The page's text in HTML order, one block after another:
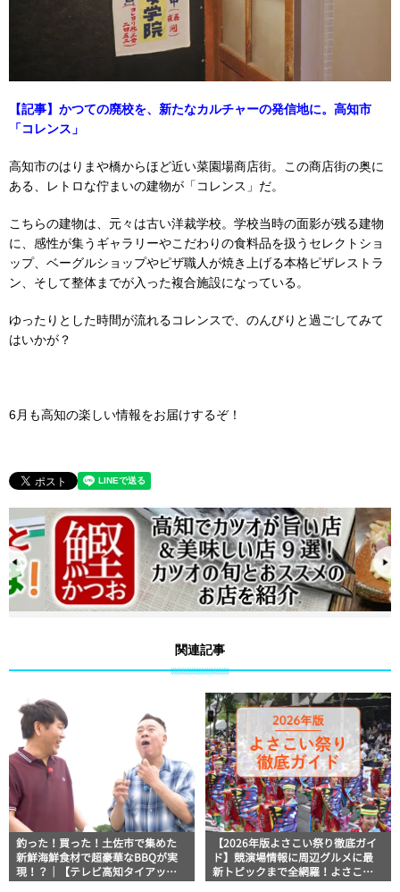
【記事】かつての廃校を、新たなカルチャーの発信地に。高知市
「コレンス」
高知市のはりまや橋からほど近い菜園場商店街。この商店街の奥に
ある、レトロな佇まいの建物が「コレンス」だ。
こちらの建物は、元々は古い洋裁学校。学校当時の面影が残る建物
に、感性が集うギャラリーやこだわりの食料品を扱うセレクトショ
ップ、ベーグルショップやピザ職人が焼き上げる本格ピザレストラ
ン、そして整体までが入った複合施設になっている。
ゆったりとした時間が流れるコレンスで、のんびりと過ごしてみて
はいかが？
6月も高知の楽しい情報をお届けするぞ！
関連記事
釣った！買った！土佐市で集めた
新鮮海鮮食材で超豪華なBBQが実
現！？｜【テレビ高知タイアップ
【2026年版よさこい祭り徹底ガイ
ド】競演場情報に周辺グルメに最
新トピックまで全網羅！よさこい